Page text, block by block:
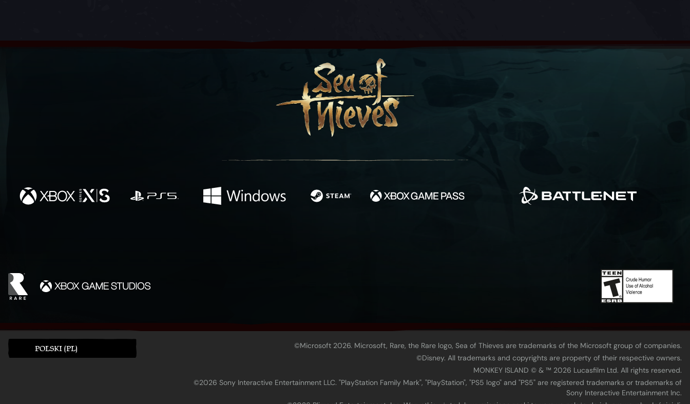
POLSKI (PL)
©Microsoft 2026. Microsoft, Rare, the Rare logo, Sea of Thieves are trademarks of the Microsoft group of companies.
©Disney. All trademarks and copyrights are property of their respective owners.
MONKEY ISLAND © & ™ 20‍26 Lucasfilm Ltd. All rights reserved.
©2026 Sony Interactive Entertainment LLC. "PlayStation Family Mark", "PlayStation", "PS5 logo" and "PS5" are registered trademarks or trademarks of
Sony Interactive Entertainment Inc.